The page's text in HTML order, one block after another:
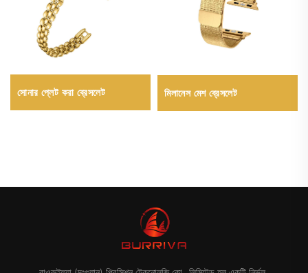
সোনার প্লেট করা ব্রেসলেট মিলানেস মেশ ব্রেসলেট